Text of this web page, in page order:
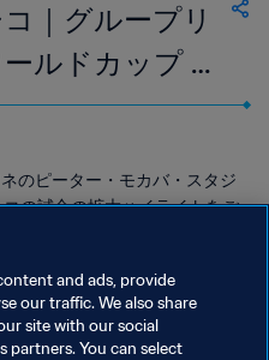
｜グループリ
ルドカップ 南
ンデッド・ハイ
のピーター・モカバ・スタジ
の試合の拡大ハイライトをご
and ads, provide
our traffic. We also share
site with our social
partners. You can select